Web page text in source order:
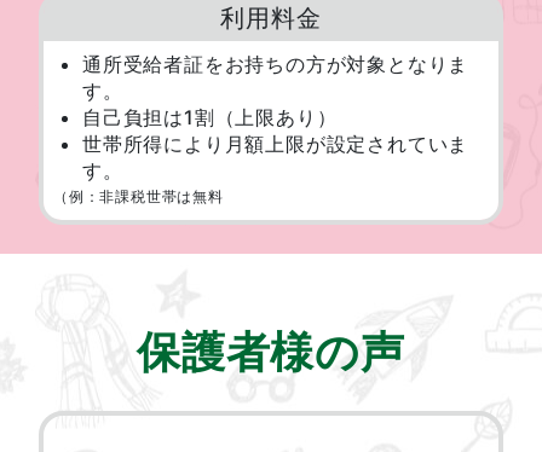
利用料金
通所受給者証をお持ちの方が対象となりま
す。
自己負担は1割（上限あり）
世帯所得により月額上限が設定されていま
す。
（例：非課税世帯は無料
保護者様の声